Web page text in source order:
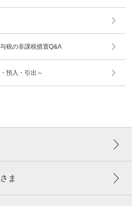
税の非課税措置Q&A
預入・引出～
ま